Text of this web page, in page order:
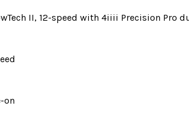
II, 12-speed with 4iiii Precision Pro
on